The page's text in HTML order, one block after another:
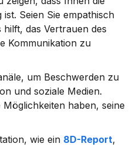
Seien Sie empathisch
das Vertrauen des
Kommunikation zu
um Beschwerden zu
und soziale Medien.
haben, seine
wie ein 8D-Report,